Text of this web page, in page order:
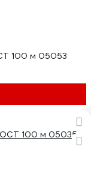
100 м 05053